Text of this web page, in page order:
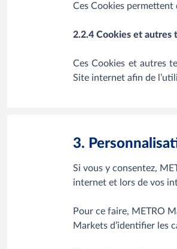
Ces Cookies
2.2.4 Cookies et autres
Ces Cookies et autres
Site internet afin de
3.
Si vous y consentez,
internet et lors de vos
Pour ce faire, METRO
Markets d’identifier les